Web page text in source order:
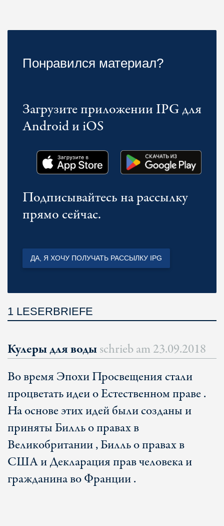
Понравился материал?
Загрузите приложении IPG для
Android и iOS
Подписывайтесь на рассылку
прямо сейчас.
ДА, Я ХОЧУ ПОЛУЧАТЬ РАССЫЛКУ IPG
1 LESERBRIEFE
Кулеры для водыschrieb am 23.09.2018
Во время Эпохи Просвещения стали
процветать идеи о Естественном праве .
На основе этих идей были созданы и
приняты Билль о правах в
Великобритании , Билль о правах в
США и Декларация прав человека и
гражданина во Франции .